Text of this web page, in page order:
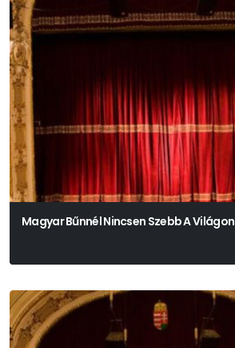
Magyar Bűnnél Nincsen Szebb A Világon